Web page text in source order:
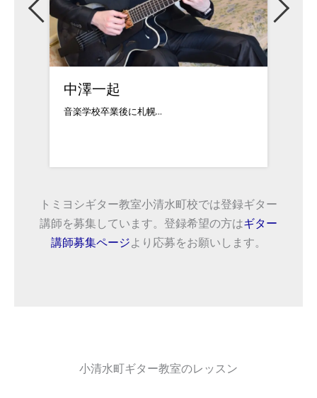
中澤一起
音楽学校卒業後に札幌...
トミヨシギター教室小清水町校では登録ギター
講師を募集しています。登録希望の方はギター
講師募集ページより応募をお願いします。
小清水町ギター教室のレッスン